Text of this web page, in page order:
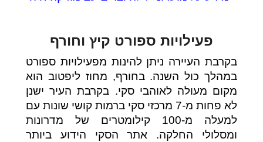
פעילויות ספורט קיץ וחורף
בקרבת העיירה ניתן להינות מפעילויות ספורט
במהלך כול השנה. בחורף, מחוז ליפטוב הוא
מקום מעולה לאוהבי סקי. בקרבת העיר ישנן
לא פחות מ-7 מרכזי סקי ברמות קושי שונות עם
למעלה מ-100 קילומטרים של מדרונות
ומסלולי החלקה. אתר הסקי הידוע ביותר